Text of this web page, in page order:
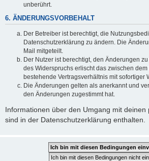
unberührt.
6. ÄNDERUNGSVORBEHALT
Der Betreiber ist berechtigt, die
Datenschutzerklärung zu ändern. Die
Mail mitgeteilt.
Der Nutzer ist berechtigt, den Änderungen
des Widerspruchs erlischt das zwischen
bestehende Vertragsverhältnis mit sofortiger
Die Änderungen gelten als anerkannt und
den Änderungen zugestimmt hat.
Informationen über den Umgang mit deinen
sind in der Datenschutzerklärung enthalten.